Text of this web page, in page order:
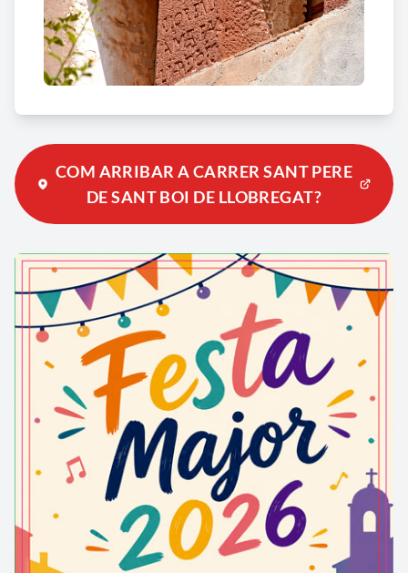
COM ARRIBAR A CARRER SANT PERE
DE SANT BOI DE LLOBREGAT?